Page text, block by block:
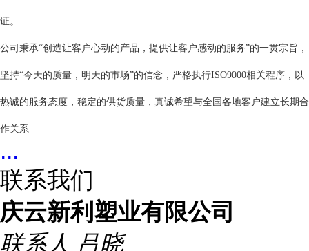
证。
公司秉承“创造让客户心动的产品，提供让客户感动的服务”的一贯宗旨，
坚持“今天的质量，明天的市场”的信念，严格执行ISO9000相关程序，以
热诚的服务态度，稳定的供货质量，真诚希望与全国各地客户建立长期合
作关系
...
联系我们
庆云新利塑业有限公司
联系人 吕晓